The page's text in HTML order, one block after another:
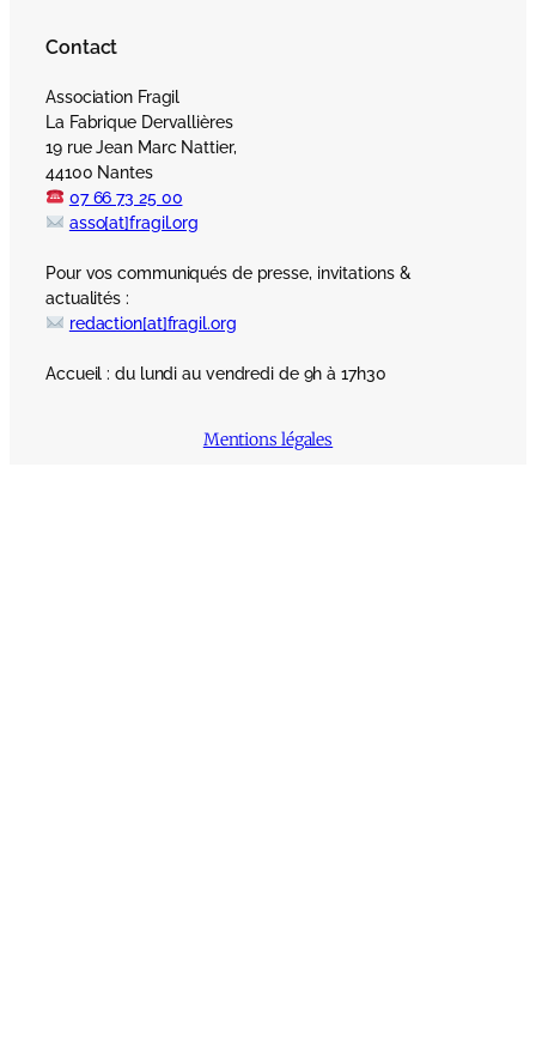
Contact
Association Fragil
La Fabrique Dervallières
19 rue Jean Marc Nattier,
44100 Nantes
07 66 73 25 00
asso[at]fragil.org
Pour vos communiqués de presse, invitations &
actualités :
redaction[at]fragil.org
Accueil : du lundi au vendredi de 9h à 17h30
Mentions légales